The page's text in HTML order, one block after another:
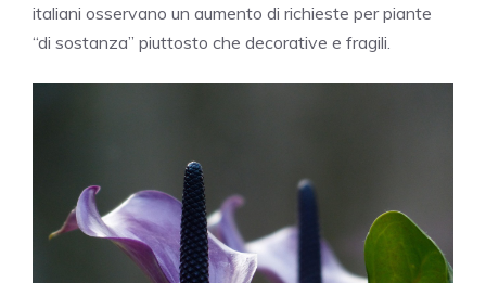
italiani osservano un aumento di richieste per piante
“di sostanza” piuttosto che decorative e fragili.